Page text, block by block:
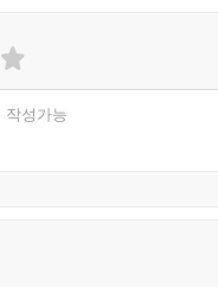
작성가능